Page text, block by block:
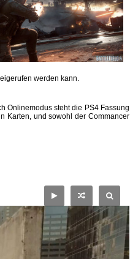
werden kann.
Onlinemodus steht die PS4 Fassung
Karten, und sowohl der Commancer